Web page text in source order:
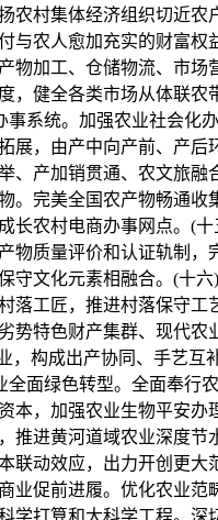
农村集体经济组织切近
与农人愈加充实的财富
物加工、仓储物流、市
，健全各类市场从体联
系统。加强农业社会化
，由产中向产前、产
、产加销贯通、农文旅
。完美全国农产物畅通
长农村电商办事网点。(
物质量评价和认证轨制
文化元素相融合。(十
工匠，推进村落保守
势特色财产集群、现代
，构成出产协同、手艺
面绿色转型。全面奉
本，加强农业生物平安
推进黄河道域农业深度
联动效应，出力开创更
促前进履。优化农业